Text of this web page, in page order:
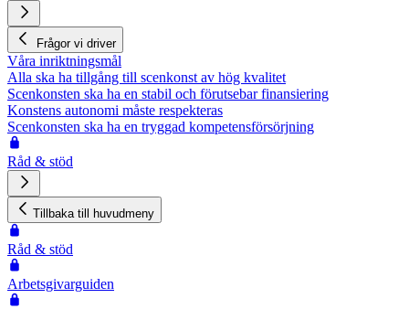
Frågor vi driver
Våra inriktningsmål
Alla ska ha tillgång till scenkonst av hög kvalitet
Scenkonsten ska ha en stabil och förutsebar finansiering
Konstens autonomi måste respekteras
Scenkonsten ska ha en tryggad kompetensförsörjning
Råd & stöd
Tillbaka till huvudmeny
Råd & stöd
Arbetsgivarguiden